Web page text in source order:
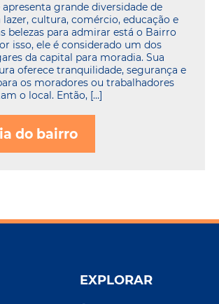
grande diversidade de
lazer, cultura, comércio, educação e
belezas para admirar está o Bairro
isso, ele é considerado um dos
da capital para moradia. Sua
oferece tranquilidade, segurança e
os moradores ou trabalhadores
o local. Então, […]
do bairro
EXPLORAR